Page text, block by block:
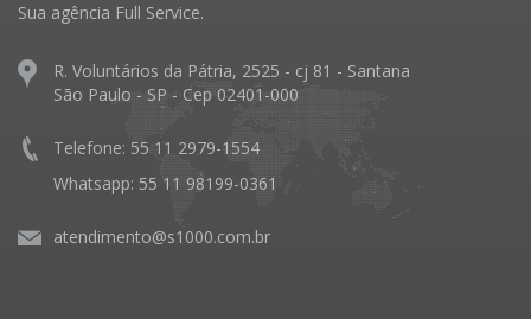
Sua agência Full Service.
R. Voluntários da Pátria, 2525 - cj 81 - Santana
São Paulo - SP - Cep 02401-000
Telefone: 55 11 2979-1554
Whatsapp: 55 11 98199-0361
atendimento@s1000.com.br